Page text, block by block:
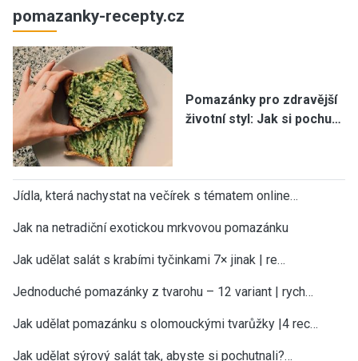
pomazanky-recepty.cz
Pomazánky pro zdravější
životní styl: Jak si pochu…
Jídla, která nachystat na večírek s tématem online…
Jak na netradiční exotickou mrkvovou pomazánku
Jak udělat salát s krabími tyčinkami 7× jinak | re…
Jednoduché pomazánky z tvarohu – 12 variant | rych…
Jak udělat pomazánku s olomouckými tvarůžky |4 rec…
Jak udělat sýrový salát tak, abyste si pochutnali?…